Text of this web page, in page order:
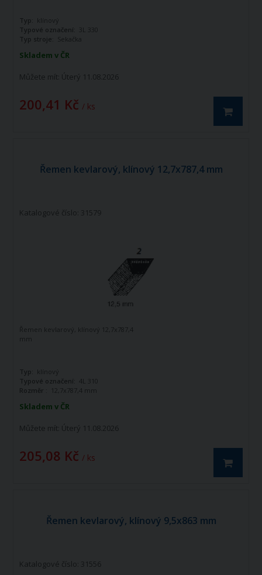
Skladem v ČR
Můžete mít: Úterý 11.08.2026
200,41 Kč / ks
Typ: klínový
Typové označení:
3L 330
Typ stroje:
Sekačka
Řemen kevlarový, klínový 12,7x787,4 mm
Katalogové číslo: 31579
Skladem v ČR
Můžete mít: Úterý 11.08.2026
205,08 Kč / ks
Řemen kevlarový, klínový 12,7x787,4
mm
Typ: klínový
Typové označení:
4L 310
Rozměr :
12,7x787,4 mm
Řemen kevlarový, klínový 9,5x863 mm
Katalogové číslo: 31556